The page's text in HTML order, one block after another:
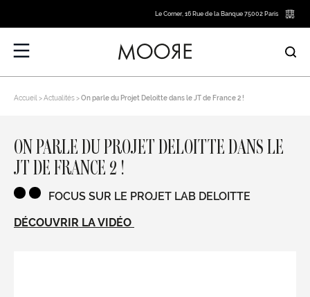
Le Corner, 16 Rue de la Banque 75002 Paris
Accueil Actualités On parle du Projet Deloitte dans le JT de France 2 !
ON PARLE DU PROJET DELOITTE DANS LE
JT DE FRANCE 2 !
FOCUS SUR LE PROJET LAB DELOITTE
DÉCOUVRIR LA VIDÉO